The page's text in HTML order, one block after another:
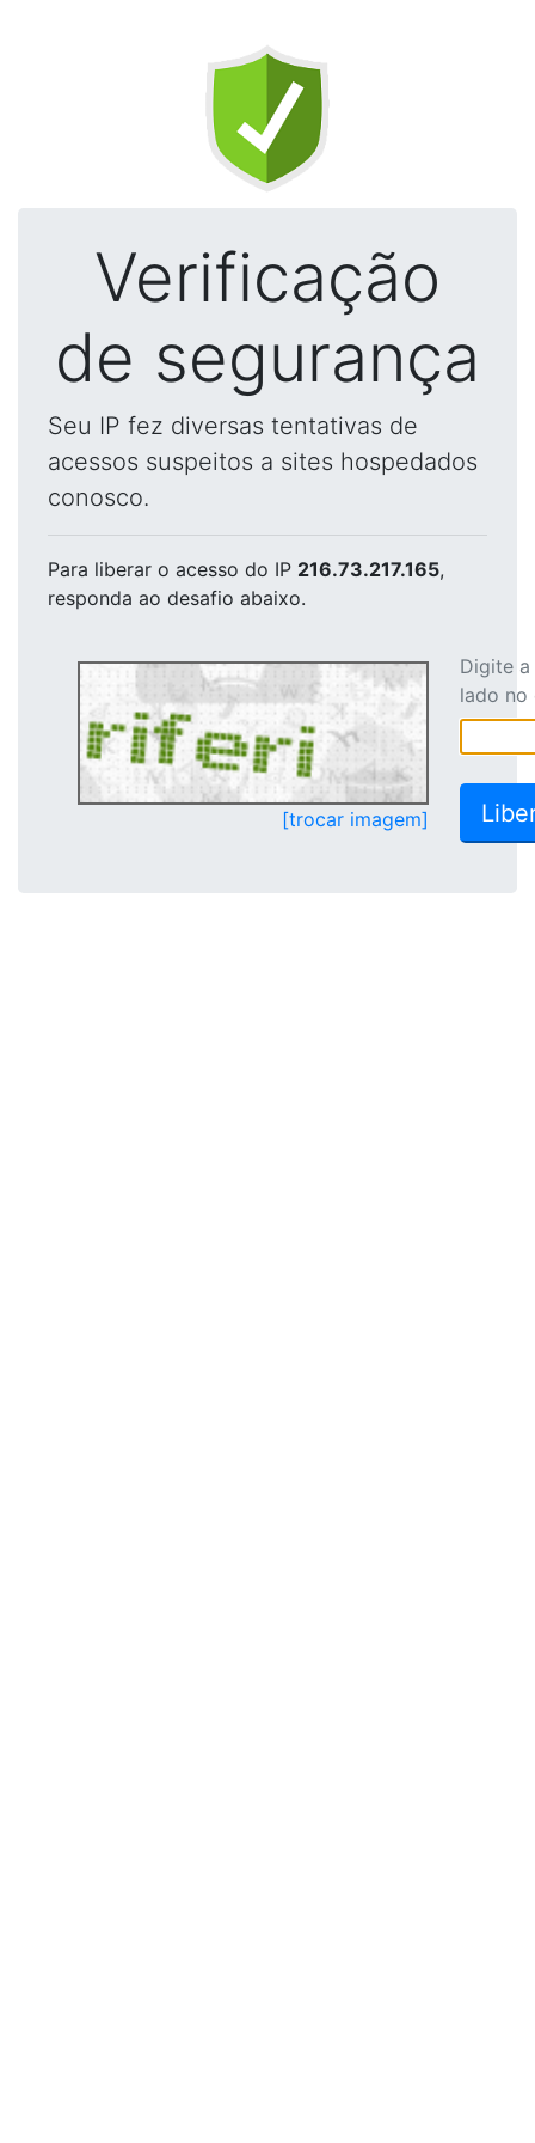
Verificação
de segurança
Seu IP fez diversas tentativas de
acessos suspeitos a sites hospedados
conosco.
Para liberar o acesso do IP 216.73.217.165,
responda ao desafio abaixo.
[trocar imagem]
Digite
lado no